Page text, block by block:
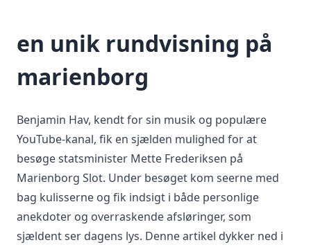
en unik rundvisning på
marienborg
Benjamin Hav, kendt for sin musik og populære
YouTube-kanal, fik en sjælden mulighed for at
besøge statsminister Mette Frederiksen på
Marienborg Slot. Under besøget kom seerne med
bag kulisserne og fik indsigt i både personlige
anekdoter og overraskende afsløringer, som
sjældent ser dagens lys. Denne artikel dykker ned i